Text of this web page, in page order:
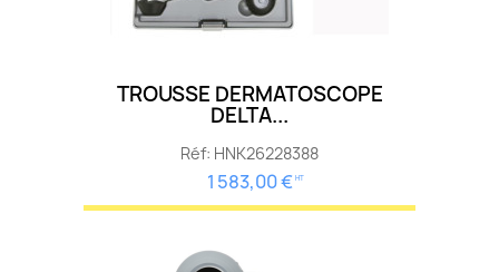
TROUSSE DERMATOSCOPE
DELTA...
Réf: HNK26228388
1 583,00 € HT